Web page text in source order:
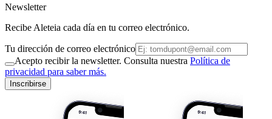
Newsletter
Recibe Aleteia cada día en tu correo electrónico.
Tu dirección de correo electrónico
Acepto recibir la newsletter. Consulta nuestra Política de
privacidad para saber más.
Inscribirse